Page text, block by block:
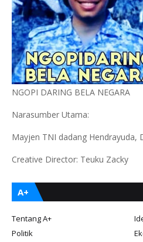
NGOPI DARING BELA NEGARA
Narasumber Utama:
Mayjen TNI dadang Hendrayuda,
Creative Director: Teuku Zacky
A+
Tentang A+
Politik